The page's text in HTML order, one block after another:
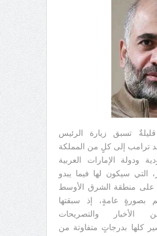
تسبق زيارة الرئيس
ترامب إلى كلٍ من المملكة
ودولة الإمارات العربية
التي سيكون لها فيما يبدو
على منطقة الشرق الأوسط
بصورةٍ عامةٍ، إذ سبقتها
الأخبار والتصريحات
كلها بدرجاتٍ متفاوتة من